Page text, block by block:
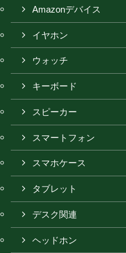
Amazonデバイス
イヤホン
ウォッチ
キーボード
スピーカー
スマートフォン
スマホケース
タブレット
デスク関連
ヘッドホン